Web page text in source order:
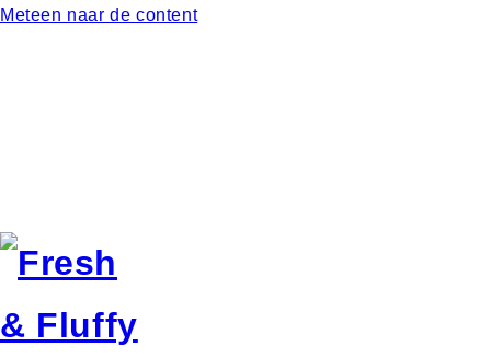
Meteen naar de content